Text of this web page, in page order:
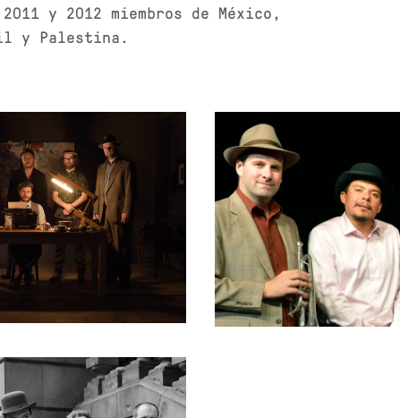
y 2012 miembros de México,
y Palestina.